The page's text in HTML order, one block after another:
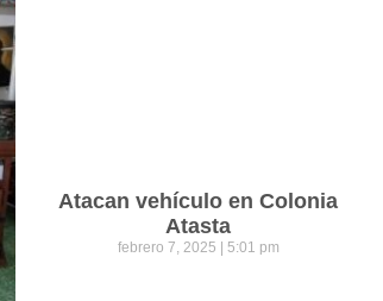
Atacan vehículo en Colonia
Atasta
febrero 7, 2025 5:01 pm